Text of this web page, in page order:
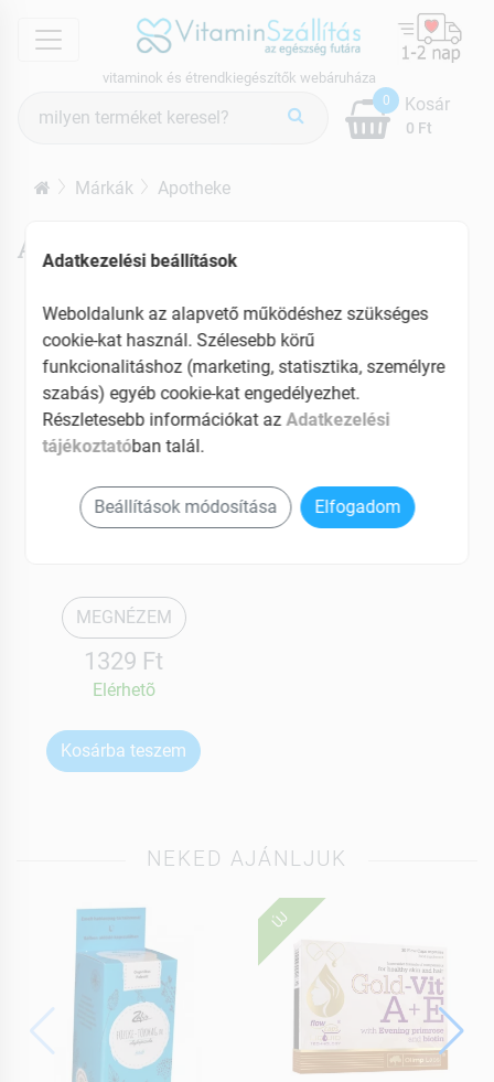
menu
vitaminok és étrendkiegészítők webáruháza
keresés
0
0 Ft
Kosár
Márkák Apotheke
Apotheke termékek
Apotheke
Tea torokra és
MEGNÉZEM
1329 Ft
Elérhetõ
Kosárba teszem
NEKED AJÁNLJUK
ÚJ
Adatkezelési beállítások
Weboldalunk az alapvető működéshez szükséges
cookie-kat használ. Szélesebb körű
funkcionalitáshoz (marketing, statisztika, személyre
szabás) egyéb cookie-kat engedélyezhet.
Részletesebb információkat azAdatkezelési
tájékoztatóban talál.
Beállítások módosítása Elfogadom